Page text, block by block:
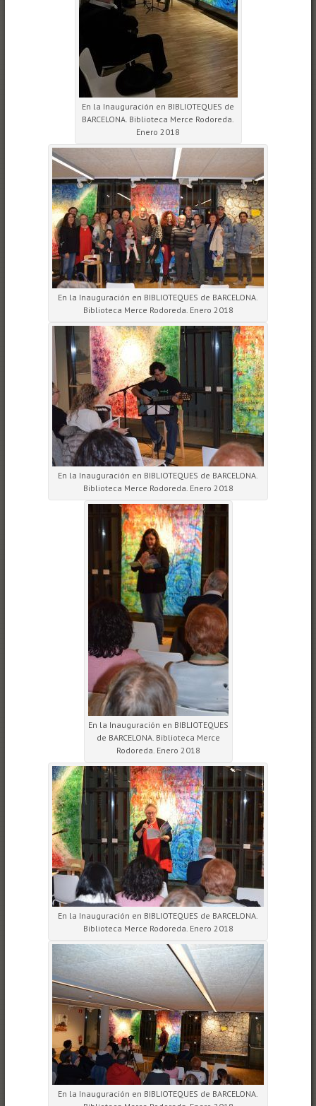
En la Inauguración en BIBLIOTEQUES de
BARCELONA. Biblioteca Merce Rodoreda.
Enero 2018
En la Inauguración en BIBLIOTEQUES de BARCELONA.
Biblioteca Merce Rodoreda. Enero 2018
En la Inauguración en BIBLIOTEQUES de BARCELONA.
Biblioteca Merce Rodoreda. Enero 2018
En la Inauguración en BIBLIOTEQUES
de BARCELONA. Biblioteca Merce
Rodoreda. Enero 2018
En la Inauguración en BIBLIOTEQUES de BARCELONA.
Biblioteca Merce Rodoreda. Enero 2018
En la Inauguración en BIBLIOTEQUES de BARCELONA.